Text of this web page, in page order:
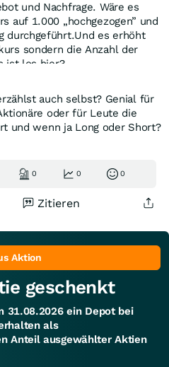
und Nachfrage. Wäre es
auf 1.000 „hochgezogen” und
durchgeführt.Und es erhöht
sondern die Anzahl der
ist los hier?
auch selbst? Genial für
oder für Leute die
und wenn ja Long oder Short?
0 0 0
Zitieren
Aktion
geschenkt
31.08.2026 ein Depot bei
als
Anteil ausgewählter Aktien